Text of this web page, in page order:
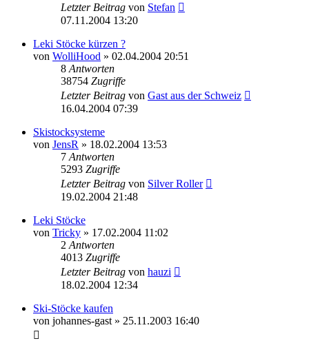
Letzter Beitrag von Stefan
07.11.2004 13:20
Leki Stöcke kürzen ?
von WolliHood » 02.04.2004 20:51
8 Antworten
38754 Zugriffe
Letzter Beitrag von Gast aus der Schweiz
16.04.2004 07:39
Skistocksysteme
von JensR » 18.02.2004 13:53
7 Antworten
5293 Zugriffe
Letzter Beitrag von Silver Roller
19.02.2004 21:48
Leki Stöcke
von Tricky » 17.02.2004 11:02
2 Antworten
4013 Zugriffe
Letzter Beitrag von hauzi
18.02.2004 12:34
Ski-Stöcke kaufen
von johannes-gast » 25.11.2003 16:40